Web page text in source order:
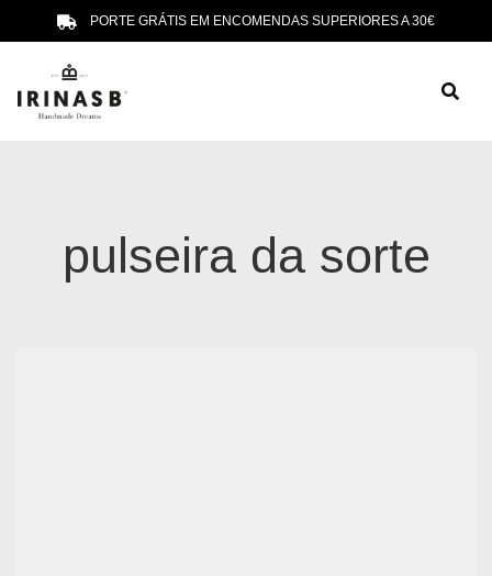
PORTE GRÁTIS EM ENCOMENDAS SUPERIORES A 30€
pulseira da sorte